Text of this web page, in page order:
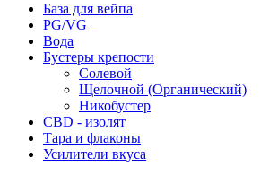
База для вейпа
PG/VG
Вода
Бустеры крепости
Солевой
Щелочной (Органический)
Никобустер
CBD - изолят
Тара и флаконы
Усилители вкуса